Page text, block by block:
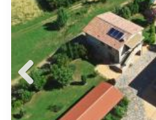
Previ